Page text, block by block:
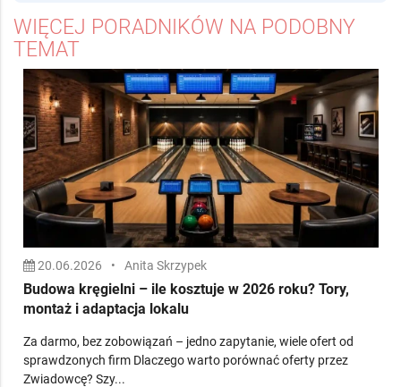
WIĘCEJ PORADNIKÓW NA PODOBNY
TEMAT
20.06.2026 • Anita Skrzypek
Budowa kręgielni – ile kosztuje w 2026 roku? Tory,
montaż i adaptacja lokalu
Za darmo, bez zobowiązań – jedno zapytanie, wiele ofert od
sprawdzonych firm Dlaczego warto porównać oferty przez
Zwiadowcę? Szy...